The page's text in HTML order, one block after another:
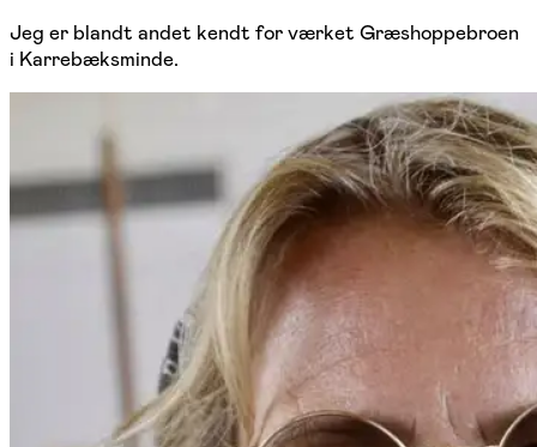
Jeg er blandt andet kendt for værket Græshoppebroen
i Karrebæksminde.